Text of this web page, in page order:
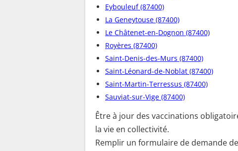
Eybouleuf (87400)
La Geneytouse (87400)
Le Châtenet-en-Dognon (87400)
Royères (87400)
Saint-Denis-des-Murs (87400)
Saint-Léonard-de-Noblat (87400)
Saint-Martin-Terressus (87400)
Sauviat-sur-Vige (87400)
Être à jour des vaccinations
la vie en collectivité.
Remplir un formulaire de demande